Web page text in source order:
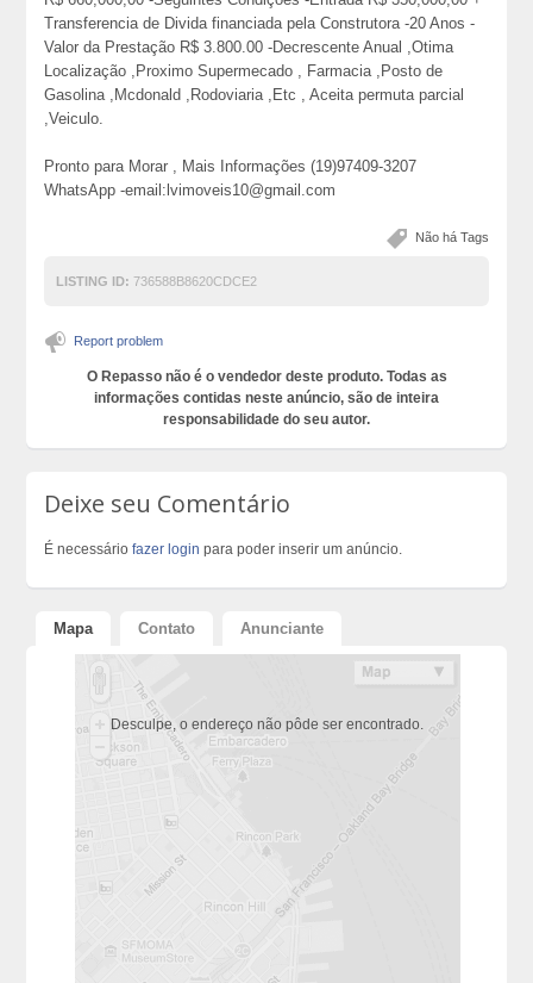
Transferencia de Divida financiada pela Construtora -20 Anos -
Valor da Prestação R$ 3.800.00 -Decrescente Anual ,Otima
Localização ,Proximo Supermecado , Farmacia ,Posto de
Gasolina ,Mcdonald ,Rodoviaria ,Etc , Aceita permuta parcial
,Veiculo.
Pronto para Morar , Mais Informações (19)97409-3207
WhatsApp -email:lvimoveis10@gmail.com
Não há Tags
LISTING ID: 736588B8620CDCE2
Report problem
O Repasso não é o vendedor deste produto. Todas as
informações contidas neste anúncio, são de inteira
responsabilidade do seu autor.
Deixe seu Comentário
É necessáriofazer login para poder inserir um anúncio.
Mapa Contato Anunciante
Desculpe, o endereço não pôde ser encontrado.